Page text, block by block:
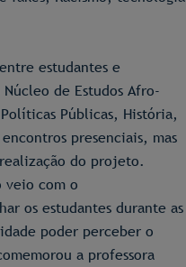
estudantes e
de Estudos Afro-
Públicas, História,
presenciais, mas
do projeto.
veio com o
os estudantes durante as
poder perceber o
a professora